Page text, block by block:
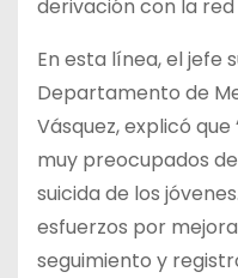
derivación con la red
En esta línea, el jefe
Departamento de
Vásquez, explicó
muy preocupados
suicida de los
esfuerzos por
seguimiento y